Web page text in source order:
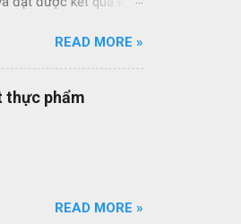
hiệu quả thông qua
nhân viên quản lý dự
quản lý dự án
ISO của bạn đang
bộ quy trình của
READ MORE »
thực phẩm
READ MORE »